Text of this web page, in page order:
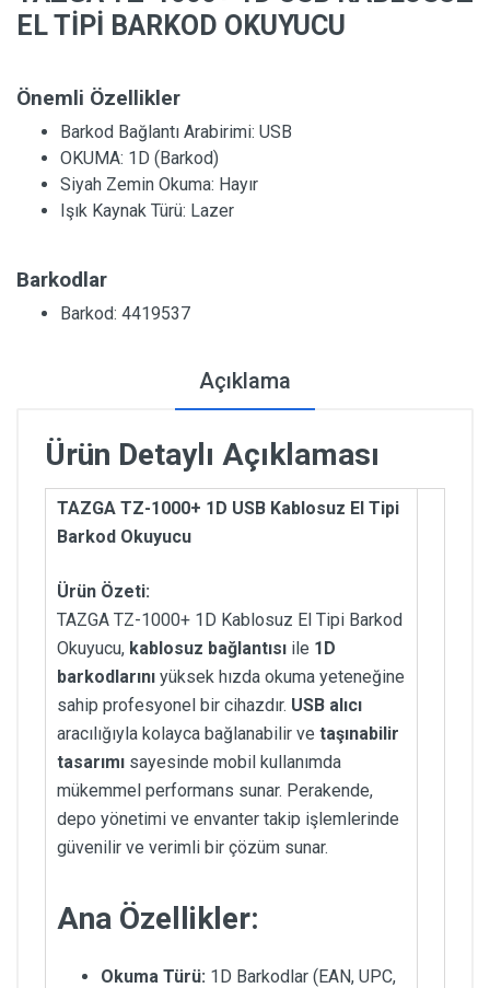
EL TİPİ BARKOD OKUYUCU
Önemli Özellikler
Barkod Bağlantı Arabirimi: USB
OKUMA: 1D (Barkod)
Siyah Zemin Okuma: Hayır
Işık Kaynak Türü: Lazer
Barkodlar
Barkod: 4419537
Açıklama
Ürün Detaylı Açıklaması
TAZGA TZ-1000+ 1D USB Kablosuz El Tipi
Barkod Okuyucu
Ürün Özeti:
TAZGA TZ-1000+ 1D Kablosuz El Tipi Barkod
Okuyucu, kablosuz bağlantısı ile 1D
barkodlarını yüksek hızda okuma yeteneğine
sahip profesyonel bir cihazdır. USB alıcı
aracılığıyla kolayca bağlanabilir ve taşınabilir
tasarımı sayesinde mobil kullanımda
mükemmel performans sunar. Perakende,
depo yönetimi ve envanter takip işlemlerinde
güvenilir ve verimli bir çözüm sunar.
Ana Özellikler:
Okuma Türü: 1D Barkodlar (EAN, UPC,